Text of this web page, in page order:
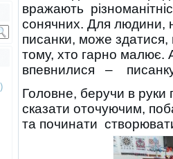
вражають
сонячних. Для людини,
писанки, може
тому, хто гарно малює.
впевнилися –
Головне, беручи в
сказати оточуючим,
та починати